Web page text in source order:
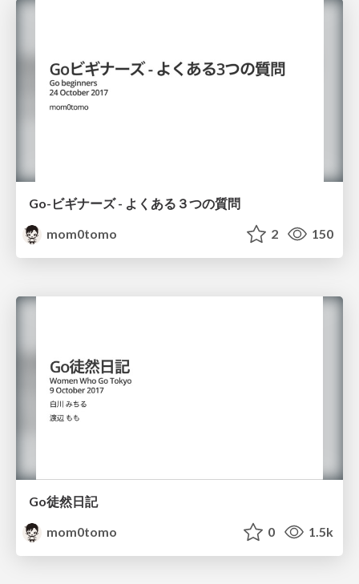
Go-ビギナーズ - よくある３つの質問
mom0tomo
2 150
Go徒然日記
mom0tomo
0 1.5k